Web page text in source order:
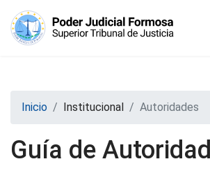
Inicio Institucional Autoridades
Guía de